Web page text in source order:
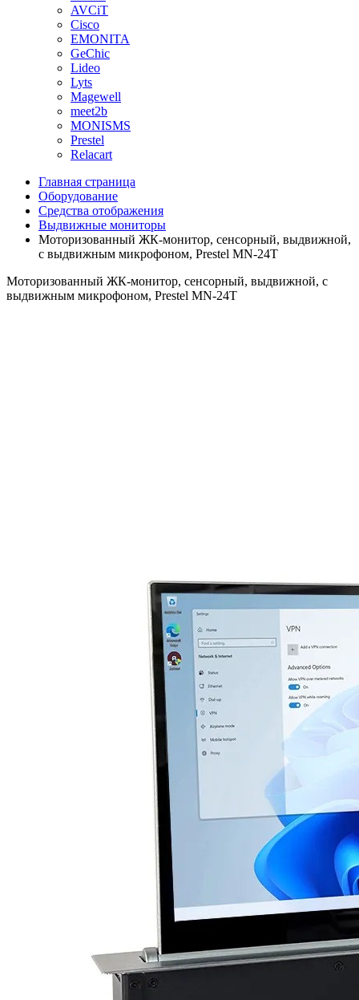
AVCiT
Cisco
EMONITA
GeChic
Lideo
Lyts
Magewell
meet2b
MONISMS
Prestel
Relacart
Главная страница
Оборудование
Средства отображения
Выдвижные мониторы
Моторизованный ЖК-монитор, сенсорный, выдвижной,
с выдвижным микрофоном, Prestel MN-24T
Моторизованный ЖК-монитор, сенсорный, выдвижной, с
выдвижным микрофоном, Prestel MN-24T